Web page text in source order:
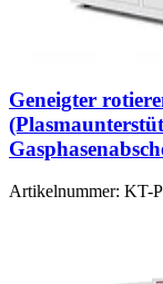
Geneigter
Artikelnummer: KT-